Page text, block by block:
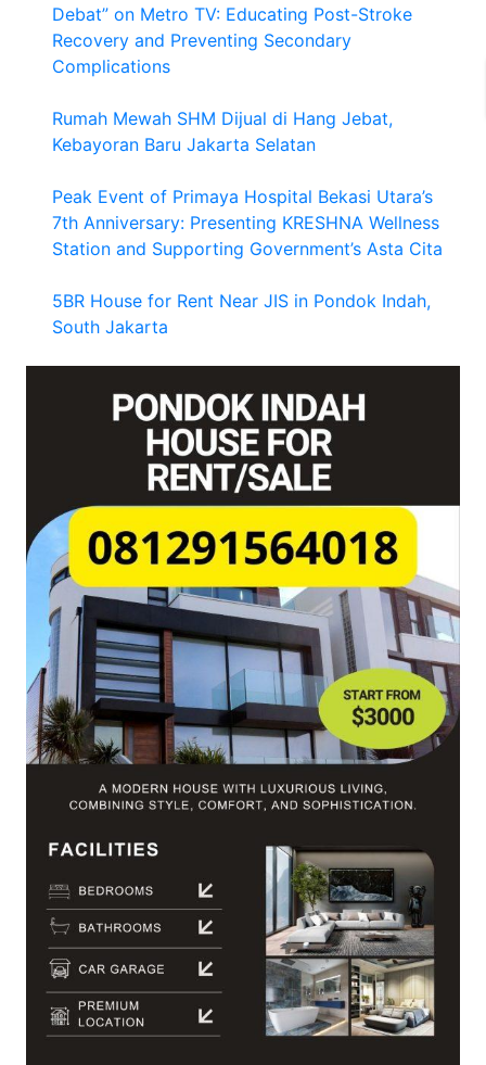
Debat” on Metro TV: Educating Post-Stroke
Recovery and Preventing Secondary
Complications
Rumah Mewah SHM Dijual di Hang Jebat,
Kebayoran Baru Jakarta Selatan
Peak Event of Primaya Hospital Bekasi Utara’s
7th Anniversary: Presenting KRESHNA Wellness
Station and Supporting Government’s Asta Cita
5BR House for Rent Near JIS in Pondok Indah,
South Jakarta